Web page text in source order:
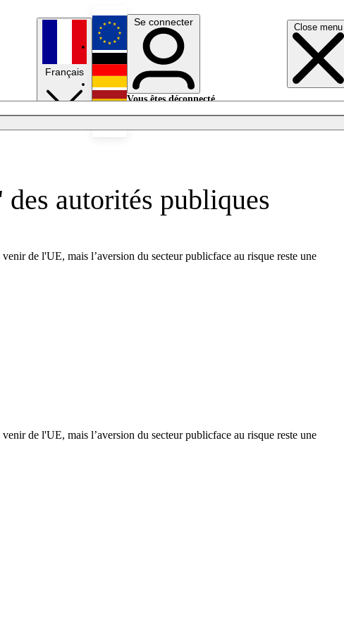
Close menu
Français
English
Deutsch
Se connecter
Vous êtes déconnecté.
autorités publiques
de l'UE, mais l’aversion du secteur publicface au risque reste une
de l'UE, mais l’aversion du secteur publicface au risque reste une